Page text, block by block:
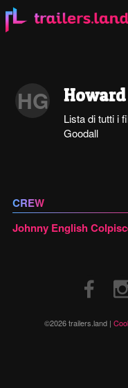
HG
Lista di tutti i
Goodall
CREW
Johnny English
©2026 trailers.land |